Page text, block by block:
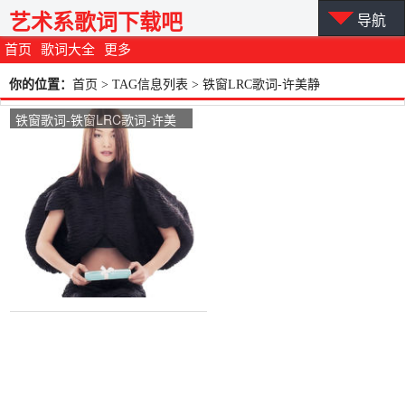
首页 歌词大全 更多
艺术系歌词下载吧 导航
你的位置： 首页 > TAG信息列表 > 铁窗LRC歌词-许美静
铁窗歌词-铁窗LRC歌词-许美